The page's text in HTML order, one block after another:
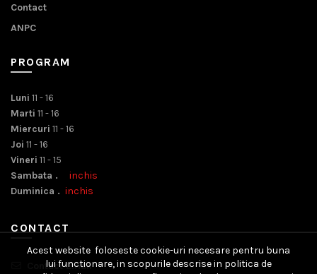
Contact
ANPC
PROGRAM
Luni 11 - 16
Marti 11 - 16
Miercuri 11 - 16
Joi 11 - 16
Vineri 11 - 15
Sambata . inchis
Duminica . inchis
CONTACT
Contact Email
Acest website foloseste cookie-uri necesare pentru buna
lui functionare, in scopurile descrise in politica de